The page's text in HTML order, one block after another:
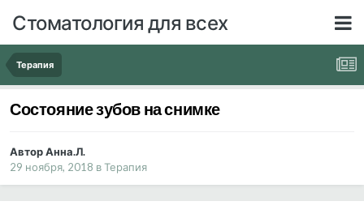
Стоматология для всех
Терапия
Состояние зубов на снимке
Автор Анна.Л.
29 ноября, 2018 вТерапия